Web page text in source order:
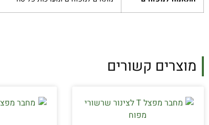
מוצרים קשורים